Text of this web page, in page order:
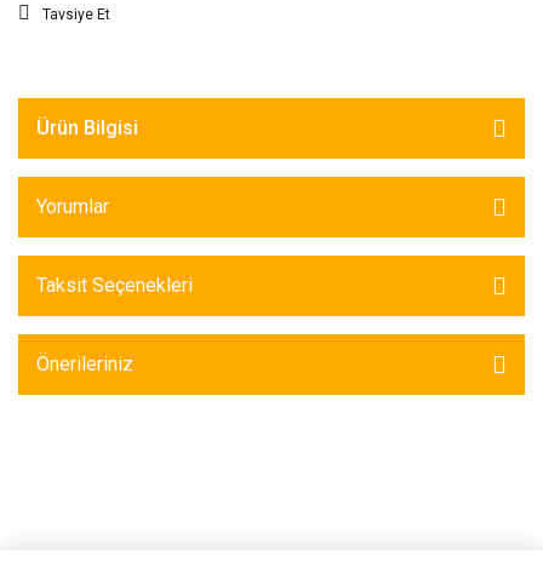
Tavsiye Et
Ürün Bilgisi
Yorumlar
Taksit Seçenekleri
Önerileriniz